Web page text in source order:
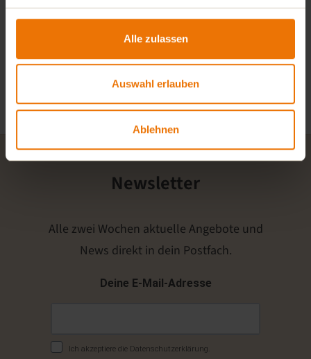
Alle zulassen
Auswahl erlauben
Ablehnen
Newsletter
Alle zwei Wochen aktuelle Angebote und
News direkt in dein Postfach.
Deine E-Mail-Adresse
Ich akzeptiere die Datenschutzerklärung.